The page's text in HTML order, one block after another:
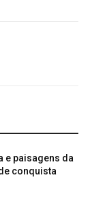
e paisagens da
conquista